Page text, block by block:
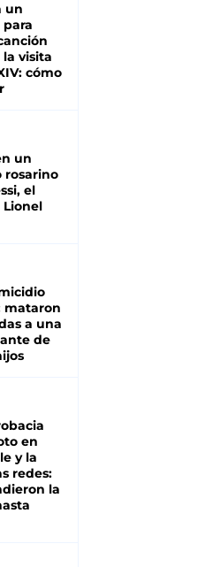
un
para
visita
cómo
un
rosarino
el
mataron
a una
de
en
y la
redes:
la